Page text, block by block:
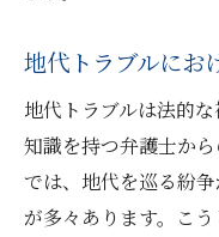
地代トラブルにお
地代トラブルは法的
知識を持つ弁護士か
では、地代を巡る紛
が多々あります。こ